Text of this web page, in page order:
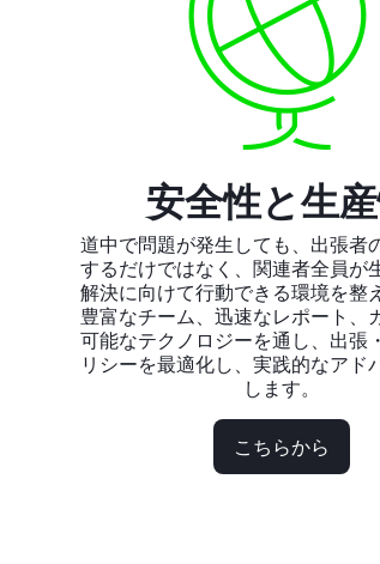
安全性と生
道中で問題が発生しても、出張者
するだけではなく、関連者全員が
解決に向けて行動できる環境を整
豊富なチーム、迅速なレポート、
可能なテクノロジーを通し、出張
リシーを最適化し、実践的なアド
します。
こちらから